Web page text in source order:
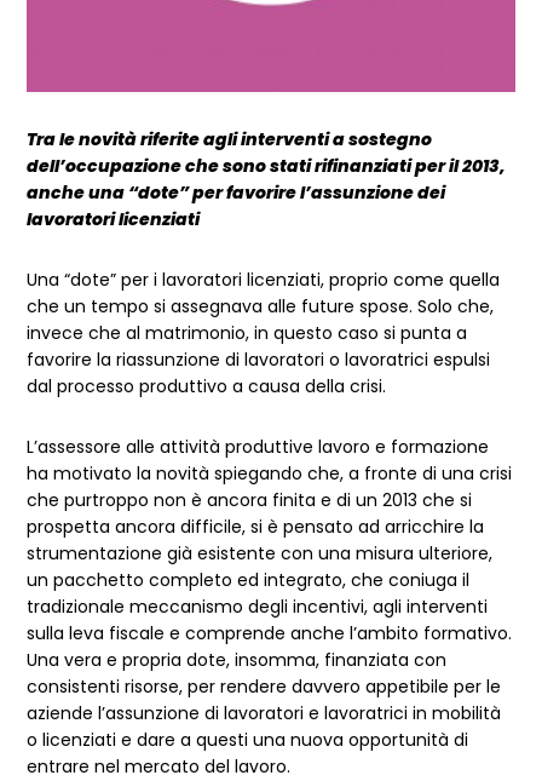
Tra le novità riferite agli interventi a sostegno
dell’occupazione che sono stati rifinanziati per il 2013,
anche una “dote” per favorire l’assunzione dei
lavoratori licenziati
Una “dote” per i lavoratori licenziati, proprio come quella
che un tempo si assegnava alle future spose. Solo che,
invece che al matrimonio, in questo caso si punta a
favorire la riassunzione di lavoratori o lavoratrici espulsi
dal processo produttivo a causa della crisi.
L’assessore alle attività produttive lavoro e formazione
ha motivato la novità spiegando che, a fronte di una crisi
che purtroppo non è ancora finita e di un 2013 che si
prospetta ancora difficile, si è pensato ad arricchire la
strumentazione già esistente con una misura ulteriore,
un pacchetto completo ed integrato, che coniuga il
tradizionale meccanismo degli incentivi, agli interventi
sulla leva fiscale e comprende anche l’ambito formativo.
Una vera e propria dote, insomma, finanziata con
consistenti risorse, per rendere davvero appetibile per le
aziende l’assunzione di lavoratori e lavoratrici in mobilità
o licenziati e dare a questi una nuova opportunità di
entrare nel mercato del lavoro.